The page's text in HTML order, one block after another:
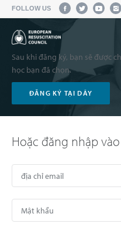
FOLLOW US
Sau khi đăng ký, bạn sẽ được
học bạn đã chọn.
ĐĂNG KÝ TẠI DÂY
Hoặc đăng nhập